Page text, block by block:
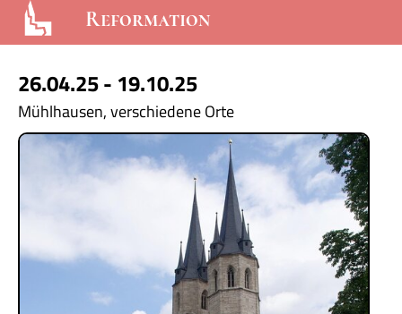
Reformation
26.04.25 - 19.10.25
Mühlhausen, verschiedene Orte